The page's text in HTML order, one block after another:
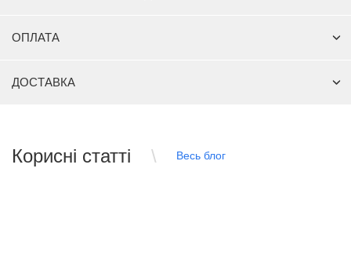
ОПЛАТА
ДОСТАВКА
Корисні статті Весь блог